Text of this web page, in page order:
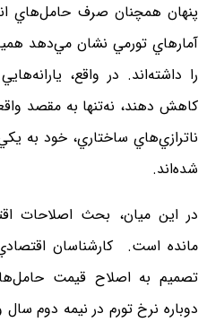
پنهان همچنان صرف حامل‌هاي
آمارهاي تورمي نشان مي‌دهد
را داشته‌اند. در واقع،
كاهش دهند، نه‌تنها به مقصد
ناترازي‌هاي ساختاري، خود به
شده‌اند.
در اين ميان، بحث اصلاحات
مانده است. كارشناسان
تصميم به اصلاح قيمت
دوباره نرخ تورم در نيمه دوم